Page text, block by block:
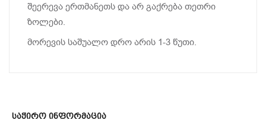
შეერევა ერთმანეთს და არ გაქრება თეთრი
ზოლები.
მორევის საშუალო დრო არის 1-3 წუთი.
Საჭირო Ინფორმაცია